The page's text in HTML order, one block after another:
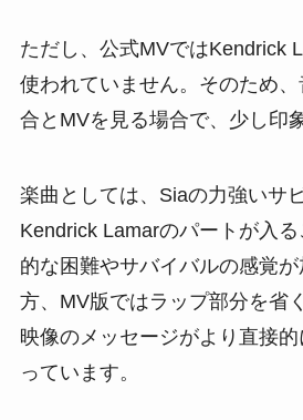
ただし、公式MVではKendrick
使われていません。そのため
合とMVを見る場合で、少し印
楽曲としては、Siaの力強いサ
Kendrick Lamarのパートが入
的な困難やサバイバルの感覚
方、MV版ではラップ部分を省
映像のメッセージがより直接
っています。